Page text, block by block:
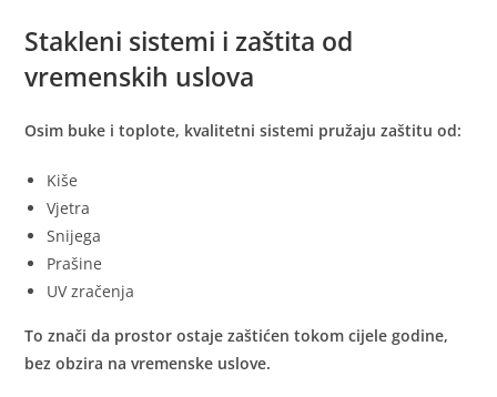
Stakleni sistemi i zaštita od
vremenskih uslova
Osim buke i toplote, kvalitetni sistemi pružaju zaštitu od:
Kiše
Vjetra
Snijega
Prašine
UV zračenja
To znači da prostor ostaje zaštićen tokom cijele godine,
bez obzira na vremenske uslove.